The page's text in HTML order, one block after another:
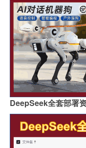
DeepSeek全套部署